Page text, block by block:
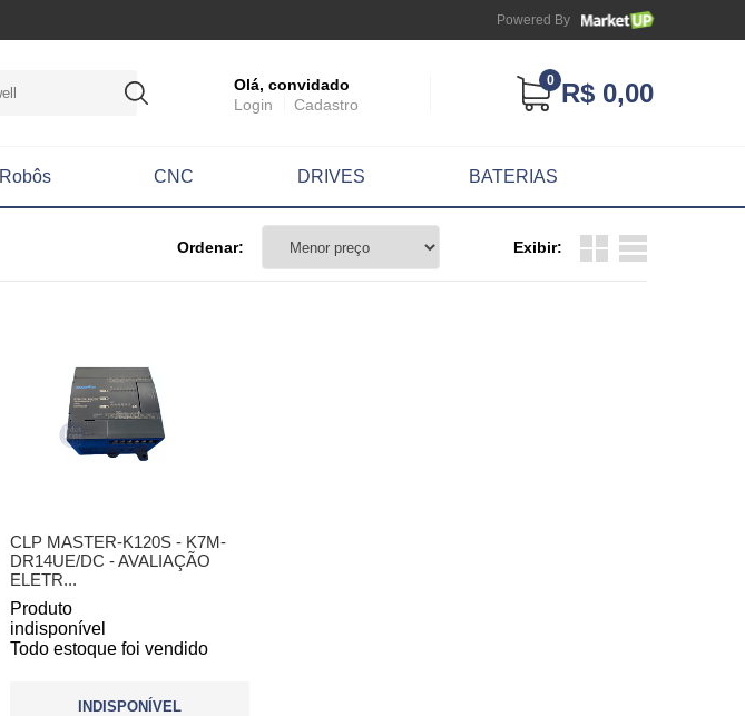
Powered By
Olá, convidado
Login
Cadastro
0 R$ 0,00
Robôs CNC DRIVES BATERIAS
Ordenar: Exibir:
CLP MASTER-K120S - K7M-
DR14UE/DC - AVALIAÇÃO
ELETR...
Produto
indisponível
Todo estoque foi vendido
INDISPONÍVEL